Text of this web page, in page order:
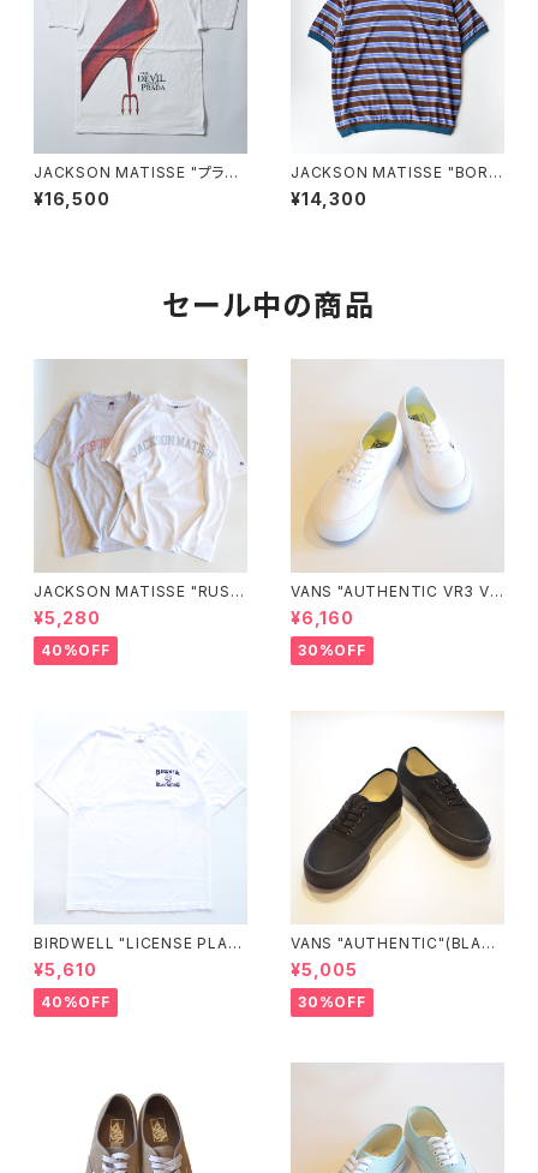
JACKSON MATISSE "プラダ
を着た悪魔 POSTER Tee"
¥16,500
JACKSON MATISSE "BORD
ER Tee"
¥14,300
セール中の商品
JACKSON MATISSE "RUSS
ELL ATHLETIC×JM Logo T
ee"
¥5,280
40%OFF
VANS "AUTHENTIC VR3 VN
0005UDTBD"
¥6,160
30%OFF
BIRDWELL "LICENSE PLAT
E TEE"
¥5,610
40%OFF
VANS "AUTHENTIC"(BLAC
K/BLACK)
¥5,005
30%OFF